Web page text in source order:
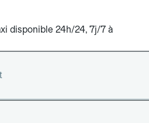
disponible 24h/24, 7j/7 à